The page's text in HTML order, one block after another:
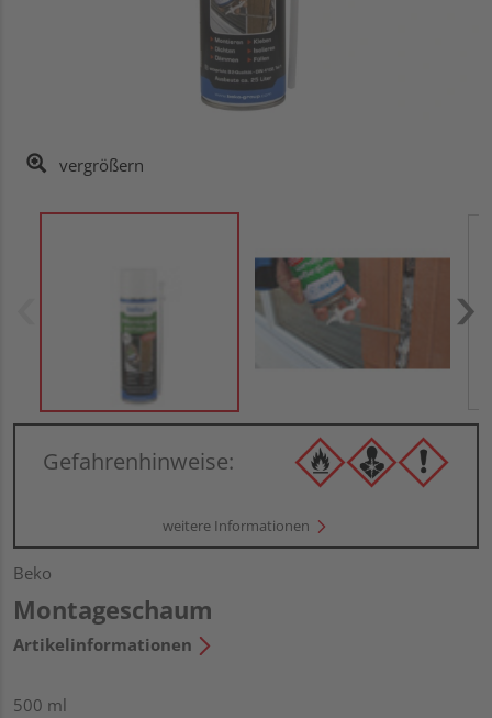
vergrößern
Gefahrenhinweise:
weitere Informationen
Beko
Montageschaum
Artikelinformationen
500 ml